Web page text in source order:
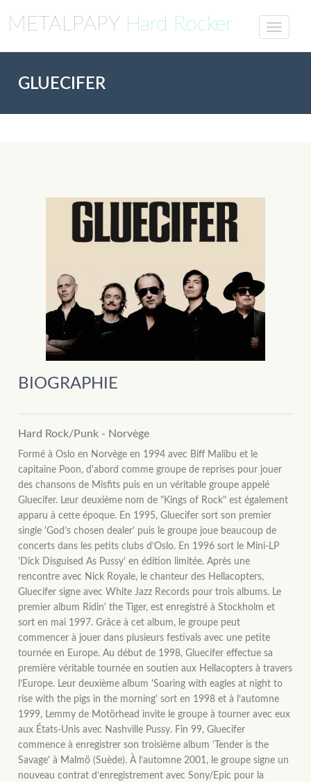
METALPAPY Hard Rocker
GLUECIFER
BIOGRAPHIE
Hard Rock/Punk - Norvège
Formé à Oslo en Norvège en 1994 avec Biff Malibu et le
capitaine Poon, d'abord comme groupe de reprises pour jouer
des chansons de Misfits puis en un véritable groupe appelé
Gluecifer. Leur deuxième nom de "Kings of Rock" est également
apparu à cette époque. En 1995, Gluecifer sort son premier
single 'God’s chosen dealer' puis le groupe joue beaucoup de
concerts dans les petits clubs d’Oslo. En 1996 sort le Mini-LP
'Dick Disguised As Pussy' en édition limitée. Après une
rencontre avec Nick Royale, le chanteur des Hellacopters,
Gluecifer signe avec White Jazz Records pour trois albums. Le
premier album Ridin' the Tiger, est enregistré à Stockholm et
sort en mai 1997. Grâce à cet album, le groupe peut
commencer à jouer dans plusieurs festivals avec une petite
tournée en Europe. Au début de 1998, Gluecifer effectue sa
première véritable tournée en soutien aux Hellacopters à travers
l’Europe. Leur deuxième album 'Soaring with eagles at night to
rise with the pigs in the morning' sort en 1998 et à l’automne
1999, Lemmy de Motörhead invite le groupe à tourner avec eux
aux États-Unis avec Nashville Pussy. Fin 99, Gluecifer
commence à enregistrer son troisième album 'Tender is the
Savage' à Malmö (Suède). À l’automne 2001, le groupe signe un
nouveau contrat d’enregistrement avec Sony/Epic pour la